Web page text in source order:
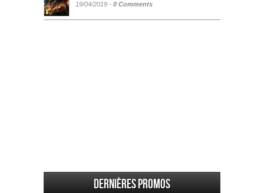
19/04/2019 - 0 Comments
Dernières promos